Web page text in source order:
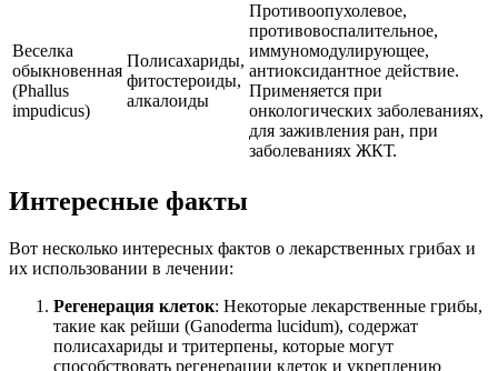
Веселка
обыкновенная
(Phallus
impudicus)
Полисахариды,
фитостероиды,
алкалоиды
Противоопухолевое,
противовоспалительное,
иммуномодулирующее,
антиоксидантное действие.
Применяется при
онкологических заболеваниях,
для заживления ран, при
заболеваниях ЖКТ.
Интересные факты
Вот несколько интересных фактов о лекарственных грибах и
их использовании в лечении:
Регенерация клеток: Некоторые лекарственные грибы,
такие как рейши (Ganoderma lucidum), содержат
полисахариды и тритерпены, которые могут
способствовать регенерации клеток и укреплению